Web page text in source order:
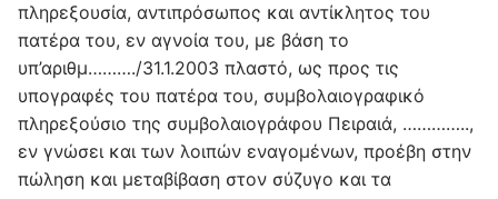
πληρεξουσία, αντιπρόσωπος και αντίκλητος του
πατέρα του, εν αγνοία του, με βάση το
υπ’αριθμ………./31.1.2003 πλαστό, ως προς τις
υπογραφές του πατέρα του, συμβολαιογραφικό
πληρεξούσιο της συμβολαιογράφου Πειραιά, …………..,
εν γνώσει και των λοιπών εναγομένων, προέβη στην
πώληση και μεταβίβαση στον σύζυγο και τα